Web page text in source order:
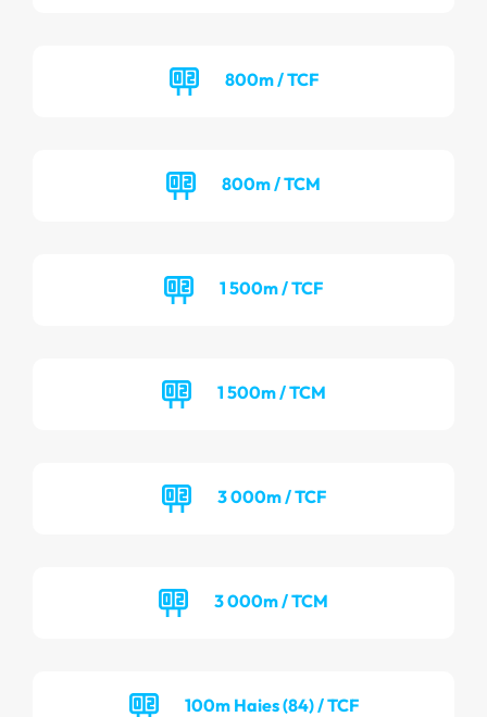
800m / TCF
800m / TCM
1 500m / TCF
1 500m / TCM
3 000m / TCF
3 000m / TCM
100m Haies (84) / TCF